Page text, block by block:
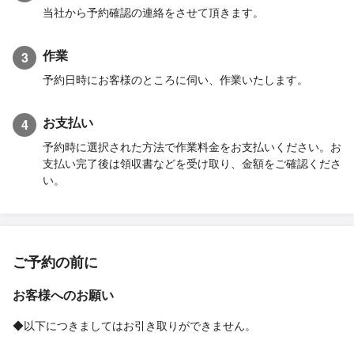
当社から予約確認の連絡をさせて頂きます。
3 作業
予約日時にお客様のところに伺い、作業いたします。
4 お支払い
予約時に選択された方法で作業料金をお支払いください。お
支払い完了後は領収書などを受け取り、金額をご確認くださ
い。
ご予約の前に
お客様へのお願い
◆以下につきましてはお引き取りができません。